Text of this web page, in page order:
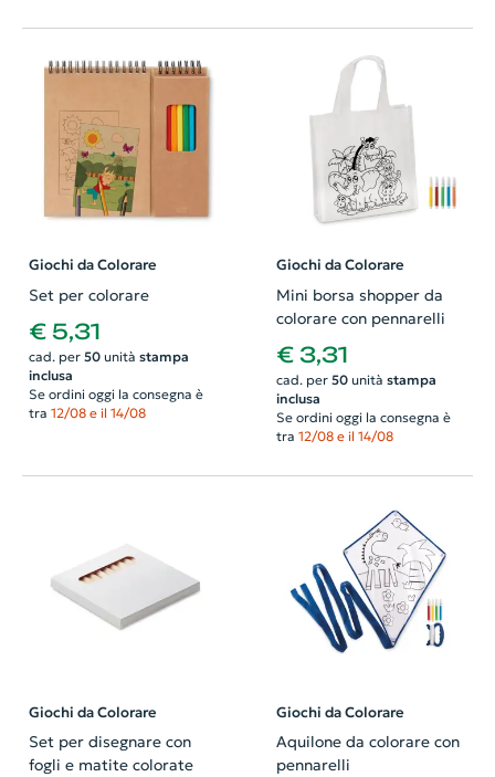
Giochi da Colorare
Set per colorare
€ 5,31
cad. per 50unità stampa
inclusa
Se ordini oggi la consegna è
tra 12/08 e il 14/08
Giochi da Colorare
Mini borsa shopper da
colorare con pennarelli
€ 3,31
cad. per 50unità stampa
inclusa
Se ordini oggi la consegna è
tra 12/08 e il 14/08
Giochi da Colorare
Set per disegnare con
fogli e matite colorate
Giochi da Colorare
Aquilone da colorare con
pennarelli